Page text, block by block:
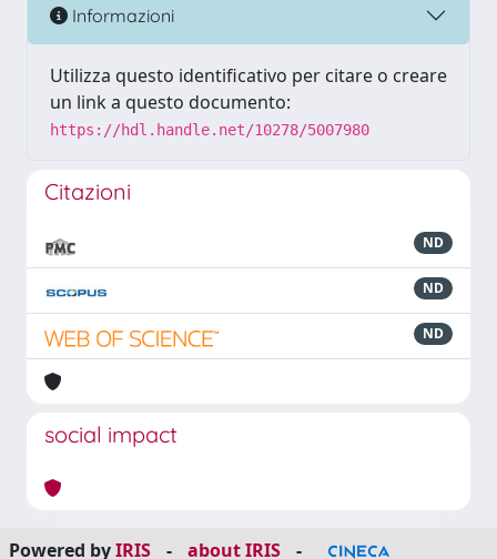
Informazioni
Utilizza questo identificativo per citare o creare
un link a questo documento:
https://hdl.handle.net/10278/5007980
Citazioni
ND
ND
ND
social impact
Powered byIRIS - about IRIS -